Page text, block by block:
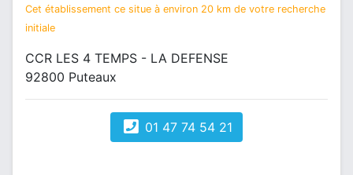
Cet établissement ce situe à environ 20 km de votre recherche
initiale
CCR LES 4 TEMPS - LA DEFENSE
92800 Puteaux
01 47 74 54 21